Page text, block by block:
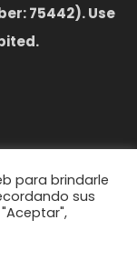
75442). Use
para brindarle
sus